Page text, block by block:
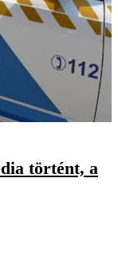
történt, a